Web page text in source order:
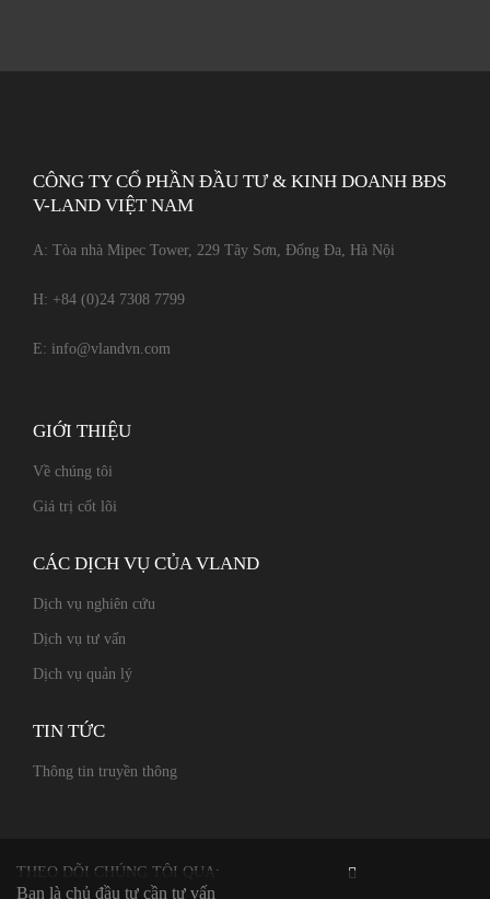
Bạn là chủ đầu tư cần tư vấn
CÔNG TY CỔ PHẦN ĐẦU TƯ & KINH DOANH BĐS
V-LAND VIỆT NAM
A: Tòa nhà Mipec Tower, 229 Tây Sơn, Đống Đa, Hà Nội
H: +84 (0)24 7308 7799
E: info@vlandvn.com
GIỚI THIỆU
Về chúng tôi
Giá trị cốt lõi
CÁC DỊCH VỤ CỦA VLAND
Dịch vụ nghiên cứu
Dịch vụ tư vấn
Dịch vụ quản lý
TIN TỨC
Thông tin truyền thông
THEO DÕI CHÚNG TÔI QUA: